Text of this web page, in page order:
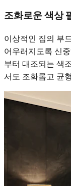
조화로운 색상
이상적인 집의 부
어우러지도록 신
부터 대조되는 색
서도 조화롭고 균